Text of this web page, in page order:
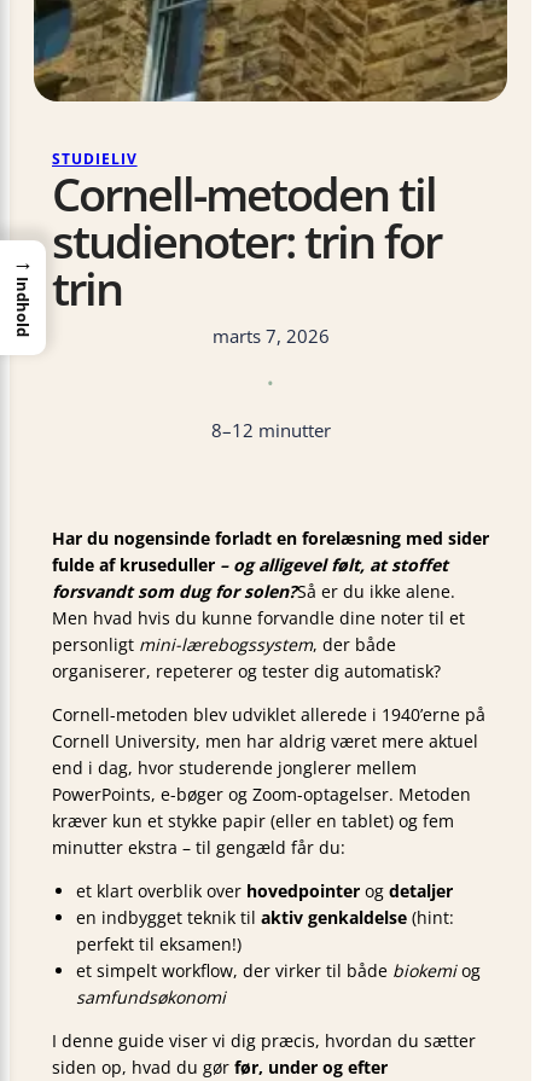
STUDIELIV
Cornell-metoden til
studienoter: trin for
trin
marts 7, 2026
•
8–12 minutter
Har du nogensinde forladt en forelæsning med sider
fulde af kruseduller – og alligevel følt, at stoffet
forsvandt som dug for solen?Så er du ikke alene.
Men hvad hvis du kunne forvandle dine noter til et
personligt mini-lærebogssystem, der både
organiserer, repeterer og tester dig automatisk?
Cornell-metoden blev udviklet allerede i 1940’erne på
Cornell University, men har aldrig været mere aktuel
end i dag, hvor studerende jonglerer mellem
PowerPoints, e-bøger og Zoom-optagelser. Metoden
kræver kun et stykke papir (eller en tablet) og fem
minutter ekstra – til gengæld får du:
et klart overblik over hovedpointer og detaljer
en indbygget teknik til aktiv genkaldelse (hint:
perfekt til eksamen!)
et simpelt workflow, der virker til både biokemiog
samfundsøkonomi
I denne guide viser vi dig præcis, hvordan du sætter
siden op, hvad du gør før, under og efter
→
Indhold